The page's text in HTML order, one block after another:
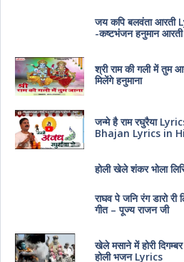
जय कपि बलवंता आरती
-कष्टभंजन हनुमान आरती
श्री राम की गली में तुम
मिलेंगे हनुमाना
जन्मे है राम रघुरैया
Bhajan Lyrics in
होली खेले शंकर भोला
राघव पे जनि रंग डारो री
गीत – पूज्य राजन जी
खेले मसाने में होरी
होली भजन Lyrics